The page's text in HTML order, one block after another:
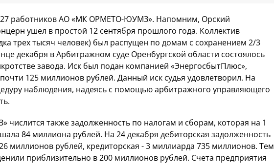
работников АО «МК ОРМЕТО-ЮУМЗ». Напомним, Орский
ушел в простой 12 сентября прошлого года. Коллектив
трех тысяч человек) был распущен по домам с сохранением 2/3
декабря в Арбитражном суде Оренбургской области состоялось
завода. Иск был подан компанией «ЭнергосбытПлюс»,
125 миллионов рублей. Данный иск судья удовлетворил. На
наблюдения, надеясь с помощью арбитражного управляющего
также задолженность по налогам и сборам, которая на 1
84 миллиона рублей. На 24 декабря дебиторская задолженность
миллионов рублей, кредиторская - 3 миллиарда 735 миллионов. Тем
приблизительно в 200 миллионов рублей. Счета предприятия